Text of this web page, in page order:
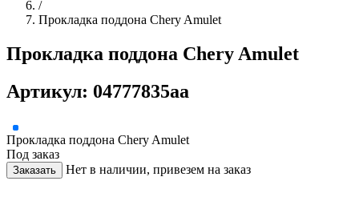
/
Прокладка поддона Chery Amulet
Прокладка поддона Chery Amulet
Артикул: 04777835aa
Прокладка поддона Chery Amulet
Под заказ
Заказать Нет в наличии, привезем на заказ